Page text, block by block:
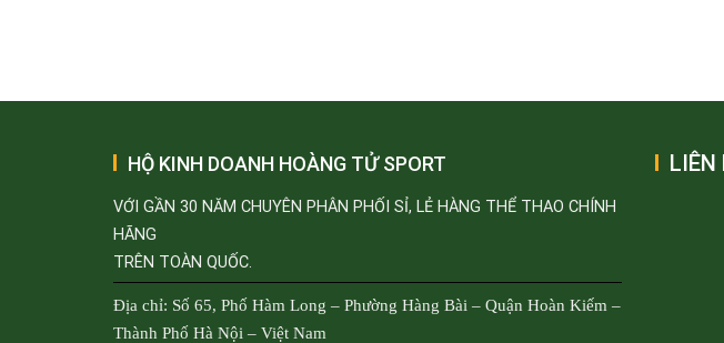
HỘ KINH DOANH HOÀNG TỬ SPORT
VỚI GẦN 30 NĂM CHUYÊN PHÂN PHỐI SỈ, LẺ HÀNG THỂ THAO CHÍNH
HÃNG
TRÊN TOÀN QUỐC.
Địa chỉ: Số 65, Phố Hàm Long – Phường Hàng Bài – Quận Hoàn Kiếm –
Thành Phố Hà Nội – Việt Nam
LIÊN